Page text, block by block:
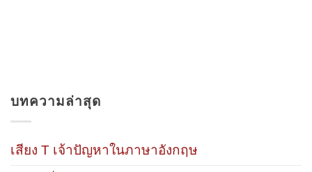
บทความล่าสุด
เสียง T เจ้าปัญหาในภาษาอังกฤษ